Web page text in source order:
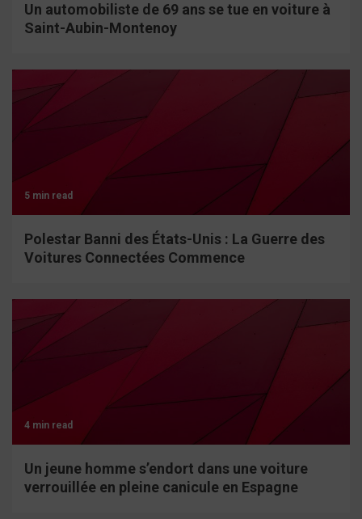
Un automobiliste de 69 ans se tue en voiture à
Saint-Aubin-Montenoy
5 min read
Polestar Banni des États-Unis : La Guerre des
Voitures Connectées Commence
4 min read
Un jeune homme s’endort dans une voiture
verrouillée en pleine canicule en Espagne